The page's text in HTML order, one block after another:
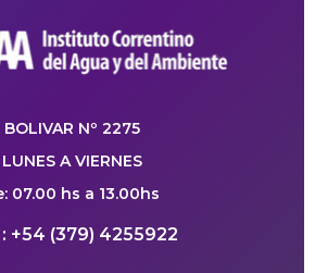
BOLIVAR Nº 2275
LUNES A VIERNES
07.00 hs a 13.00hs
+54 (379) 4255922